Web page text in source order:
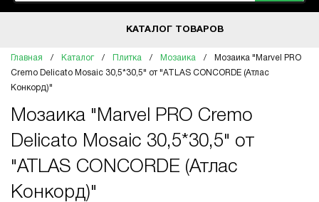
КАТАЛОГ ТОВАРОВ
Главная / Каталог / Плитка / Мозаика /
Мозаика "Marvel PRO
Cremo Delicato Mosaic 30,5*30,5" от "ATLAS CONCORDE (Атлас
Конкорд)"
Мозаика "Marvel PRO Cremo
Delicato Mosaic 30,5*30,5" от
"ATLAS CONCORDE (Атлас
Конкорд)"